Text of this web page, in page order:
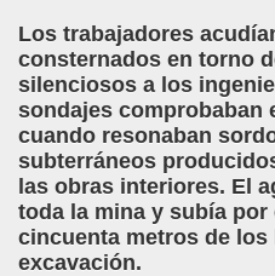
Los trabajadores
consternados en torno
silenciosos a los
sondajes comprobaban
cuando resonaban
subterráneos
las obras interiores. El
toda la mina y subía
cincuenta metros de los
excavación.